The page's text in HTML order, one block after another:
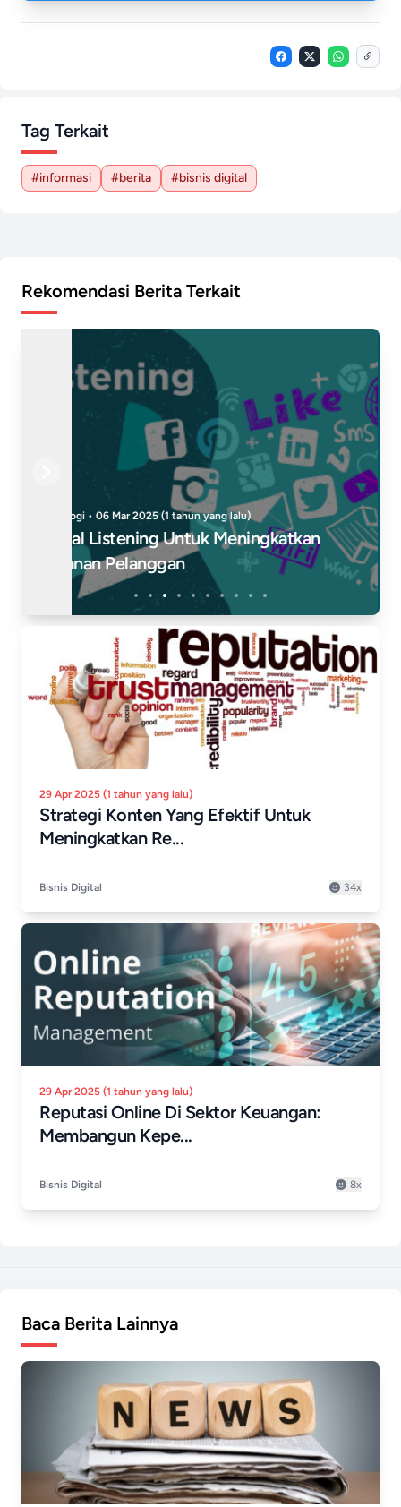
Tag Terkait
#informasi #berita #bisnis digital
Rekomendasi Berita Terkait
Teknologi • 09 Mar 2025 (1 tahun yang lalu)
Peran Monitoring Sosial Media Dalam
Manajemen Reputasi
29 Apr 2025 (1 tahun yang lalu)
Strategi Konten Yang Efektif Untuk
Meningkatkan Re...
Bisnis Digital 34x
29 Apr 2025 (1 tahun yang lalu)
Reputasi Online Di Sektor Keuangan:
Membangun Kepe...
Bisnis Digital 8x
Baca Berita Lainnya